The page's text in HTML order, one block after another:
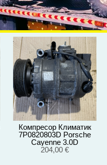
Компресор Климатик
7P0820803D Porsche
Cayenne 3.0D
92A/EG22/2012
204,00 €